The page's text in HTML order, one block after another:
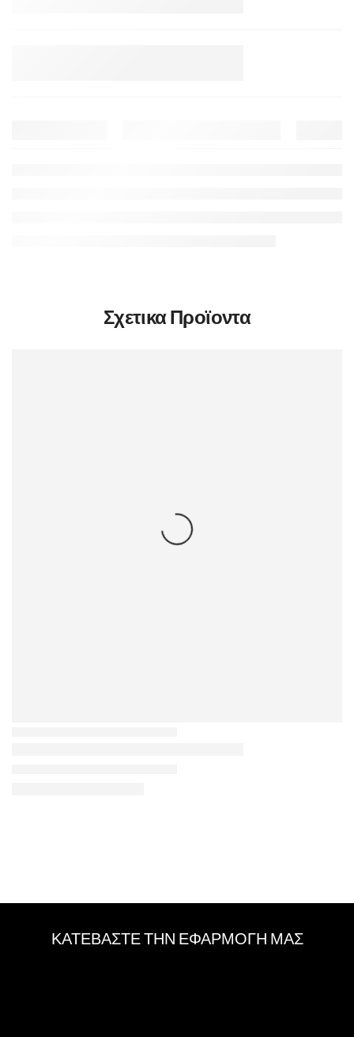
Σχετικα Προϊοντα
ΚΑΤΕΒΑΣΤΕ ΤΗΝ ΕΦΑΡΜΟΓΗ ΜΑΣ